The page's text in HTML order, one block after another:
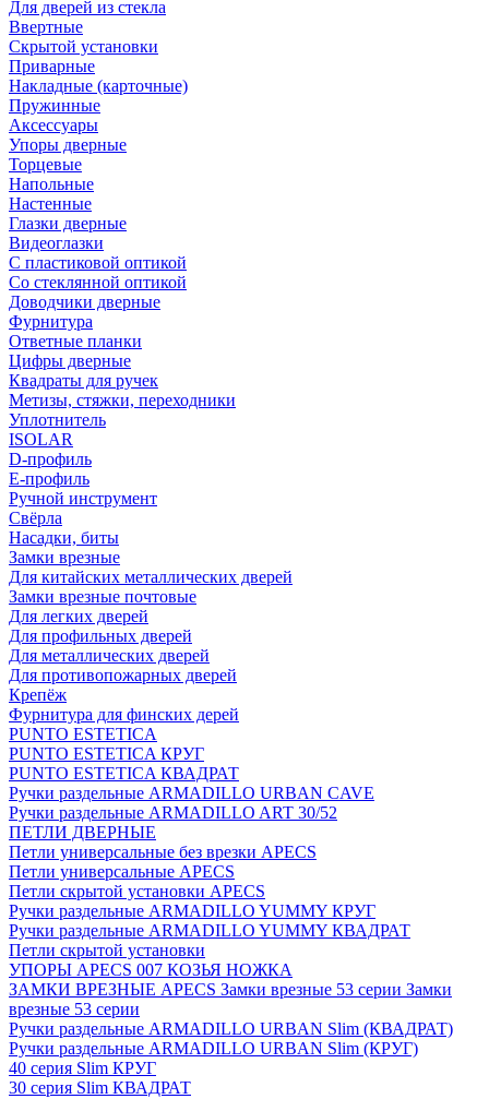
Для дверей из стекла
Ввертные
Скрытой установки
Приварные
Накладные (карточные)
Пружинные
Аксессуары
Упоры дверные
Торцевые
Напольные
Настенные
Глазки дверные
Видеоглазки
С пластиковой оптикой
Со стеклянной оптикой
Доводчики дверные
Фурнитура
Ответные планки
Цифры дверные
Квадраты для ручек
Метизы, стяжки, переходники
Уплотнитель
ISOLAR
D-профиль
Е-профиль
Ручной инструмент
Свёрла
Насадки, биты
Замки врезные
Для китайских металлических дверей
Замки врезные почтовые
Для легких дверей
Для профильных дверей
Для металлических дверей
Для противопожарных дверей
Крепёж
Фурнитура для финских дерей
PUNTO ESTETICA
PUNTO ESTETICA КРУГ
PUNTO ESTETICA КВАДРАТ
Ручки раздельные ARMADILLO URBAN CAVE
Ручки раздельные ARMADILLO ART 30/52
ПЕТЛИ ДВЕРНЫЕ
Петли универсальные без врезки APECS
Петли универсальные APECS
Петли скрытой установки APECS
Ручки раздельные ARMADILLO YUMMY КРУГ
Ручки раздельные ARMADILLO YUMMY КВАДРАТ
Петли скрытой установки
УПОРЫ APECS 007 КОЗЬЯ НОЖКА
ЗАМКИ ВРЕЗНЫЕ APECS Замки врезные 53 серии Замки
врезные 53 серии
Ручки раздельные ARMADILLO URBAN Slim (КВАДРАТ)
Ручки раздельные ARMADILLO URBAN Slim (КРУГ)
40 серия Slim КРУГ
30 серия Slim КВАДРАТ